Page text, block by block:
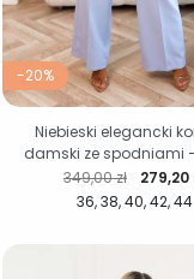
-20%
36 38 40 42 44
Cena regularna
349,00 zł Cena
279,20
Niebieski elegancki
damski ze spodniami